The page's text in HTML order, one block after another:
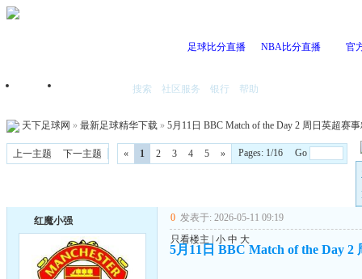
足球比分直播 NBA比分直播 官
首页 搜索 社区服务 银行 帮助
天下足球网 » 最新足球精华下载 » 5月11日 BBC Match of the Day 2 周日英超赛
上一主题 下一主题 « 1 2 3 4 5 »
Pages: 1/16 Go
红魔小强 0 发表于: 2026-05-11 09:19
只看楼主
小 中 大
5月11日 BBC Match of the Day